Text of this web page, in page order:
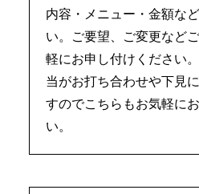
内容・メニュー・金額な
い。ご要望、ご変更など
軽にお申し付けください
当がお打ち合わせや下見
すのでこちらもお気軽に
い。